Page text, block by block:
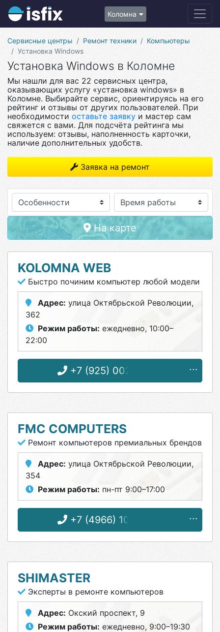
Коломна
Сервисные центры Ремонт техники
Компьютеры
Установка Windows
Установка Windows в Коломне
Мы нашли для вас 22 сервисных центра,
оказывающих услугу «установка windows» в
Коломне. Выбирайте сервис, ориентируясь на его
рейтинг и отзывы от других пользователей. При
необходимости оставьте заявку и мастер сам
свяжется с вами. Для подсчёта рейтинга мы
используем: отзывы, наполненность карточки,
наличие дополнительных удобств.
Заявка на ремонт
Особенности
На карте
KOLOMNA WEB
Быстро починим компьютер любой модели
Адрес: улица Октябрьской Революции,
362
Режим работы: ежедневно, 10:00–
22:00
+7 (925) 002-35-77
FMC COMPUTERS
Ремонт компьютеров премиальных брендов
Адрес: улица Октябрьской Революции,
354
Режим работы: пн-пт 9:00–17:00
+7 (4966) 10-00-59
SHIMASTER
Эксперты в ремонте компьютеров
Адрес: Окский проспект, 9
Режим работы: ежедневно, 9:00–19:30